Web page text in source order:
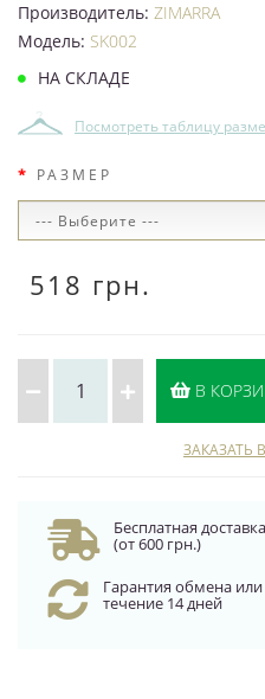
Производитель: ZIMARRA
Модель: SK002
НА СКЛАДЕ
Посмотреть таблицу
РАЗМЕР
518 грн.
В
ЗАКАЗАТЬ
Бесплатная доставка
(от 600 грн.)
Гарантия обмена или
течение 14 дней